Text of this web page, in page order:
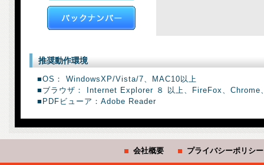
推奨動作環境
■OS： WindowsXP/Vista/7、MAC10以上
■ブラウザ： Internet Explorer ８ 以上、FireFox、Chrome
■PDFビューア：Adobe Reader
会社概要 プライバシーポリシー